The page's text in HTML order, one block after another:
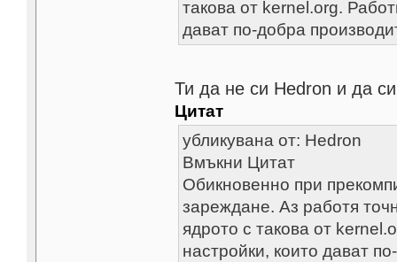
такова от kernel.org.
дават по-добра
Ти да не си Hedron и да
Цитат
убликувана от: Hedron
Вмъкни Цитат
Обикновенно при
зареждане. Аз работя
ядрото с такова от
настройки, които дават